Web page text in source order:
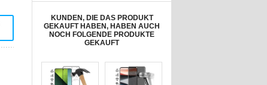
KUNDEN, DIE DAS PRODUKT
GEKAUFT HABEN, HABEN AUCH
NOCH FOLGENDE PRODUKTE
GEKAUFT